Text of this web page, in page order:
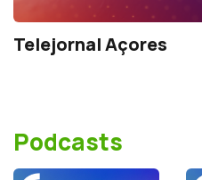
Telejornal Açores
Podcasts